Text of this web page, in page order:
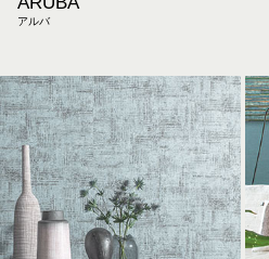
アルバ